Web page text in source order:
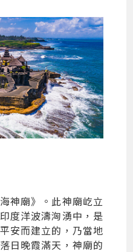
神廟》。此神廟屹立
度洋波濤洶湧中，是
安而建立的，乃當地
日晚霞滿天，神廟的